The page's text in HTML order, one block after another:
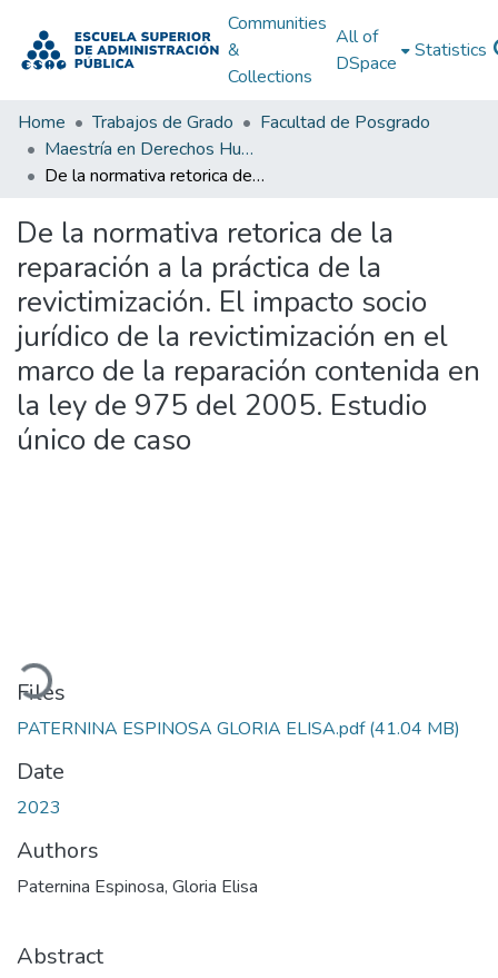
Communities
&
Collections
All of
DSpace
Statistics
Home Trabajos de Grado
Facultad de Posgrado
Maestría en Derechos Humanos, Gestión de la Transición y Posconflicto
De la normativa retorica de la reparación a la práctica de la revictimización. El impacto socio jurídico de la revictimización en el marco de la reparación contenida en la ley de 975 del 2005. Estudio único de caso
De la normativa retorica de la
reparación a la práctica de la
revictimización. El impacto socio
jurídico de la revictimización en el
marco de la reparación contenida en
la ley de 975 del 2005. Estudio
único de caso
Loading...
Files
PATERNINA ESPINOSA GLORIA ELISA.pdf(41.04 MB)
Date
2023
Authors
Paternina Espinosa, Gloria Elisa
Abstract